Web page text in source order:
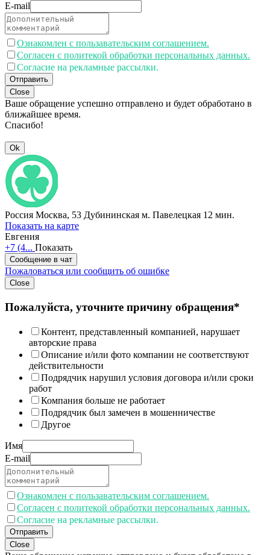
E-mail
Ознакомлен с пользавательским соглашением.
Согласен с политекой обработки персональных данных.
Согласие на рекламные рассылки.
Отправить
Close
Ваше обращение успешно отправлено и будет обработано в
ближайшее время.
Спасибо!
Ok
Россия Москва, 53 Дубининская м. Павелецкая 12 мин.
Показать на карте
Евгения
+7 (4... Показать
Сообщение в чат
Пожаловаться или сообщить об ошибке
Close
Пожалуйста, уточните причину обращения*
Контент, представленный компанией, нарушает
авторские права
Описание и/или фото компании не соответствуют
действительности
Подрядчик нарушил условия договора и/или сроки
работ
Компания больше не работает
Подрядчик был замечен в мошенничестве
Другое
Имя
E-mail
Ознакомлен с пользавательским соглашением.
Согласен с политекой обработки персональных данных.
Согласие на рекламные рассылки.
Отправить
Close